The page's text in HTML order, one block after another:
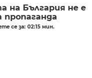
на България не е
се за: 02:15 мин.